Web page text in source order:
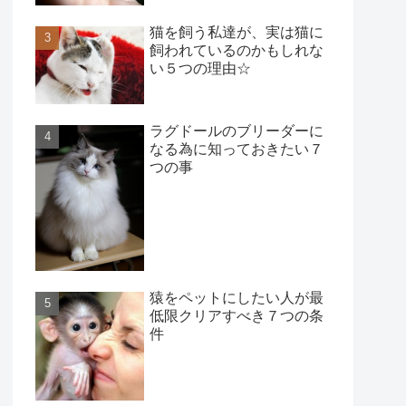
猫を飼う私達が、実は猫に
飼われているのかもしれな
い５つの理由☆
ラグドールのブリーダーに
なる為に知っておきたい７
つの事
猿をペットにしたい人が最
低限クリアすべき７つの条
件